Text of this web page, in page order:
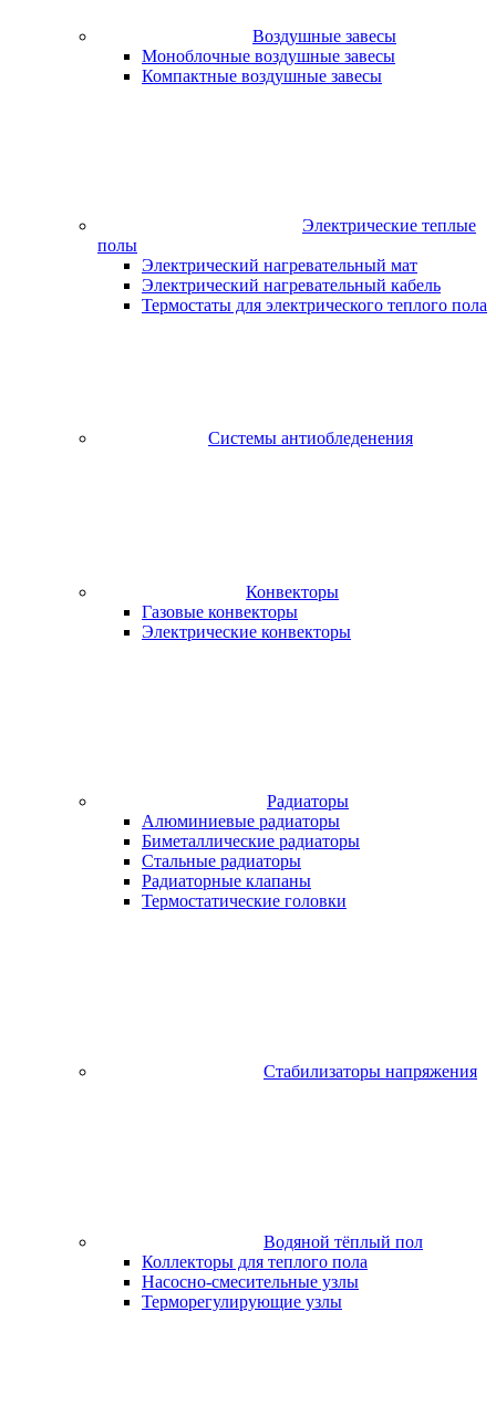
Воздушные завесы
Моноблочные воздушные завесы
Компактные воздушные завесы
Электрические теплые
полы
Электрический нагревательный мат
Электрический нагревательный кабель
Термостаты для электрического теплого пола
Системы антиобледенения
Конвекторы
Газовые конвекторы
Электрические конвекторы
Радиаторы
Алюминиевые радиаторы
Биметаллические радиаторы
Стальные радиаторы
Радиаторные клапаны
Термостатические головки
Стабилизаторы напряжения
Водяной тёплый пол
Коллекторы для теплого пола
Насосно-смесительные узлы
Терморегулирующие узлы